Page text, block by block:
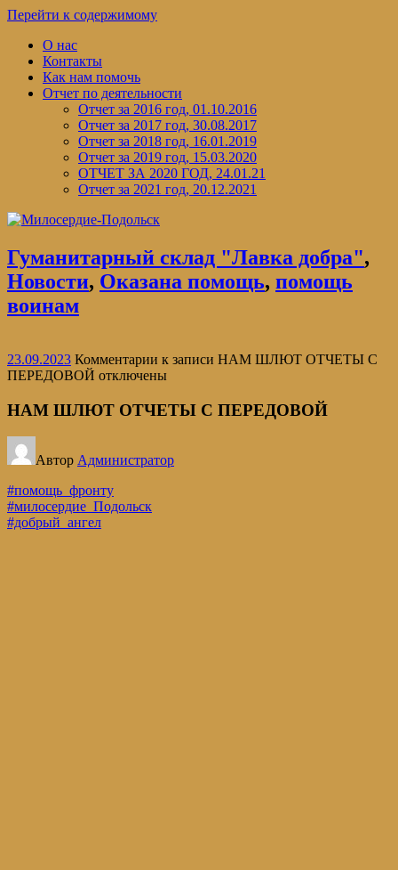
Перейти к содержимому
О нас
Контакты
Как нам помочь
Отчет по деятельности
Отчет за 2016 год, 01.10.2016
Отчет за 2017 год, 30.08.2017
Отчет за 2018 год, 16.01.2019
Отчет за 2019 год, 15.03.2020
ОТЧЕТ ЗА 2020 ГОД, 24.01.21
Отчет за 2021 год, 20.12.2021
Гуманитарный склад "Лавка добра",
Новости, Оказана помощь, помощь
воинам
23.09.2023 Комментарии к записи НАМ ШЛЮТ ОТЧЕТЫ С
ПЕРЕДОВОЙ отключены
НАМ ШЛЮТ ОТЧЕТЫ С ПЕРЕДОВОЙ
Автор Администратор
#помощь_фронту
#милосердие_Подольск
#добрый_ангел